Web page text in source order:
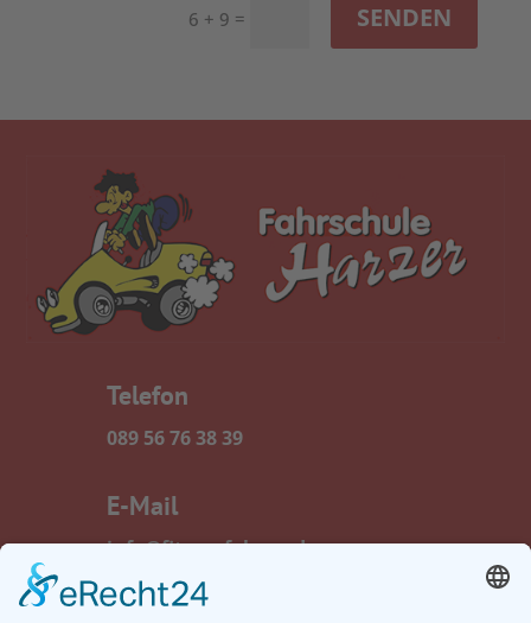
6 + 9 = SENDEN
Telefon
089 56 76 38 39
E-Mail
info@fitzumfahren.de
Fax